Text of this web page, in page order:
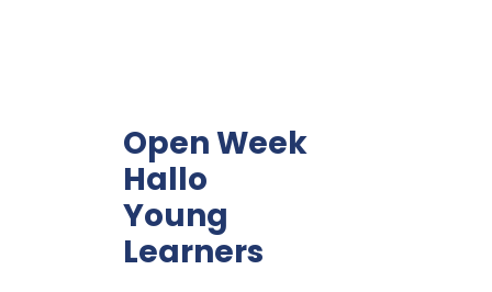
Open Week
Hallo
Young
Learners